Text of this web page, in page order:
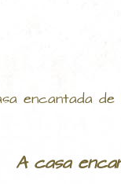
encantada de
A casa